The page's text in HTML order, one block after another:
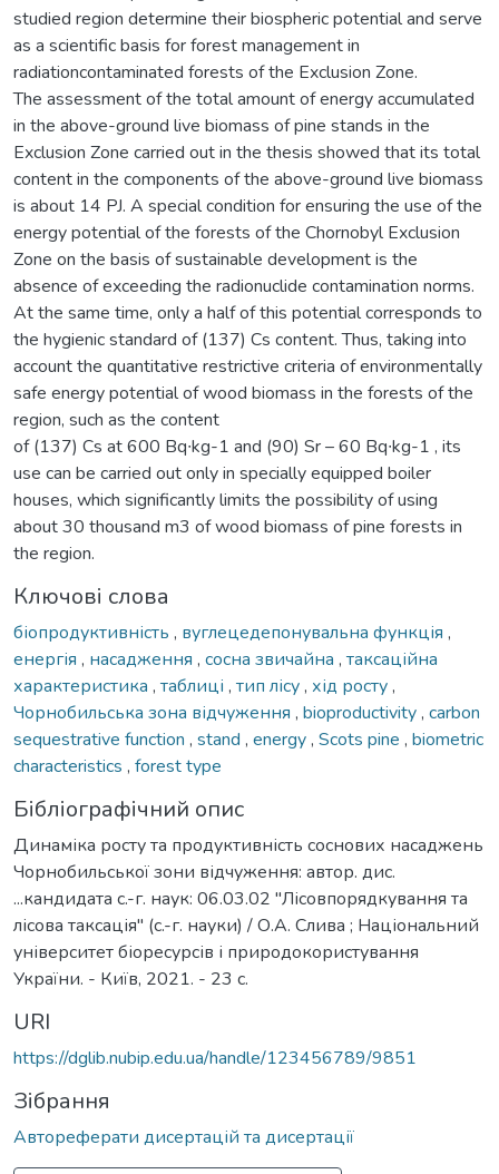
studied region determine their biospheric potential and serve
as a scientific basis for forest management in
radiationcontaminated forests of the Exclusion Zone.
The assessment of the total amount of energy accumulated
in the above-ground live biomass of pine stands in the
Exclusion Zone carried out in the thesis showed that its total
content in the components of the above-ground live biomass
is about 14 PJ. A special condition for ensuring the use of the
energy potential of the forests of the Chornobyl Exclusion
Zone on the basis of sustainable development is the
absence of exceeding the radionuclide contamination norms.
At the same time, only a half of this potential corresponds to
the hygienic standard of (137) Cs content. Thus, taking into
account the quantitative restrictive criteria of environmentally
safe energy potential of wood biomass in the forests of the
region, such as the content
of (137) Cs at 600 Bq∙kg-1 and (90) Sr – 60 Bq∙kg-1 , its
use can be carried out only in specially equipped boiler
houses, which significantly limits the possibility of using
about 30 thousand m3 of wood biomass of pine forests in
the region.
Ключові слова
біопродуктивність , вуглецедепонувальна функція ,
енергія , насадження , сосна звичайна , таксаційна
характеристика , таблиці , тип лісу, хід росту,
Чорнобильська зона відчуження , bioproductivity, carbon
sequestrative function , stand , energy, Scots pine , biometric
characteristics , forest type
Бібліографічний опис
Динаміка росту та продуктивність соснових насаджень
Чорнобильської зони відчуження: автор. дис.
...кандидата с.-г. наук: 06.03.02 "Лісовпорядкування та
лісова таксація" (с.-г. науки) / О.А. Слива ; Національний
університет біоресурсів і природокористування
України. - Київ, 2021. - 23 с.
URI
https://dglib.nubip.edu.ua/handle/123456789/9851
Зібрання
Автореферати дисертацій та дисертації